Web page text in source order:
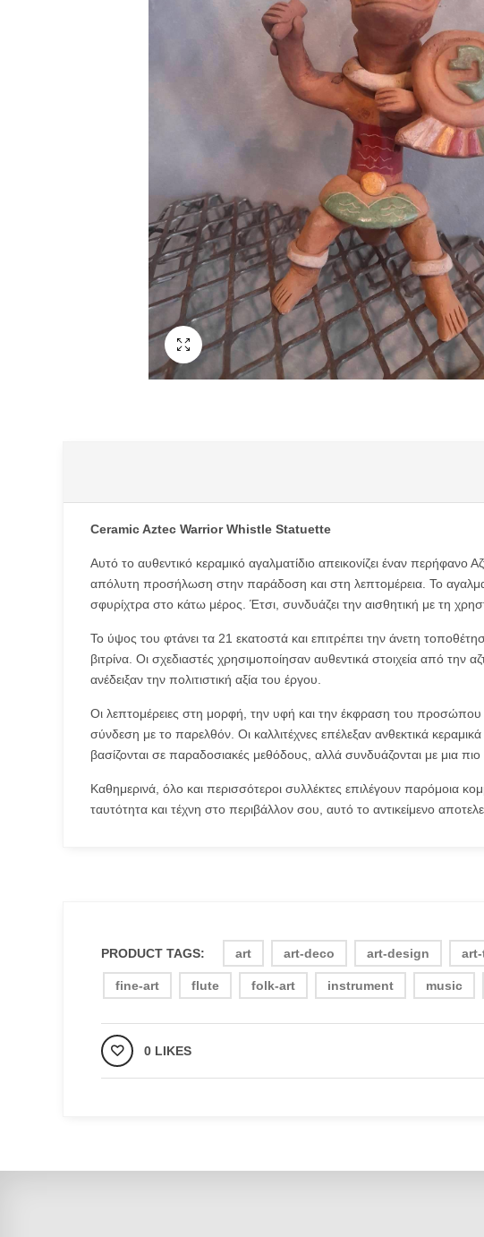
Fullscreen
Ceramic Aztec Warrior Whistle Statuette
Αυτό το αυθεντικό κεραμικό αγαλματίδιο απεικονίζει έναν περήφανο
απόλυτη προσήλωση στην παράδοση και στη λεπτομέρεια. Το
σφυρίχτρα στο κάτω μέρος. Έτσι, συνδυάζει την αισθητική με τη
Το ύψος του φτάνει τα 21 εκατοστά και επιτρέπει την άνετη
βιτρίνα. Οι σχεδιαστές χρησιμοποίησαν αυθεντικά στοιχεία από την
ανέδειξαν την πολιτιστική αξία του έργου.
Οι λεπτομέρειες στη μορφή, την υφή και την έκφραση του προσώπου
σύνδεση με το παρελθόν. Οι καλλιτέχνες επέλεξαν ανθεκτικά
βασίζονται σε παραδοσιακές μεθόδους, αλλά συνδυάζονται με μια
Καθημερινά, όλο και περισσότεροι συλλέκτες επιλέγουν παρόμοια
ταυτότητα και τέχνη στο περιβάλλον σου, αυτό το αντικείμενο αποτελεί
PRODUCT TAGS: art art-deco art-design
fine-art flute folk-art instrument music
0 LIKES